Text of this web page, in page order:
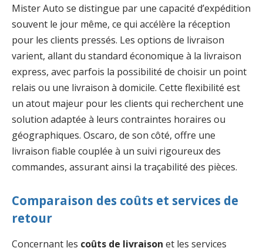
Mister Auto se distingue par une capacité d’expédition
souvent le jour même, ce qui accélère la réception
pour les clients pressés. Les options de livraison
varient, allant du standard économique à la livraison
express, avec parfois la possibilité de choisir un point
relais ou une livraison à domicile. Cette flexibilité est
un atout majeur pour les clients qui recherchent une
solution adaptée à leurs contraintes horaires ou
géographiques. Oscaro, de son côté, offre une
livraison fiable couplée à un suivi rigoureux des
commandes, assurant ainsi la traçabilité des pièces.
Comparaison des coûts et services de
retour
Concernant les coûts de livraison et les services